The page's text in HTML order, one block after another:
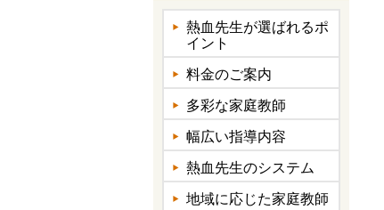
熱血先生が選ばれるポ
イント
料金のご案内
多彩な家庭教師
幅広い指導内容
熱血先生のシステム
地域に応じた家庭教師